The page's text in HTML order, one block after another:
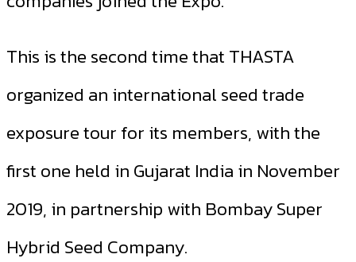
This is the second time that THASTA
organized an international seed trade
exposure tour for its members, with the
first one held in Gujarat India in November
2019, in partnership with Bombay Super
Hybrid Seed Company.